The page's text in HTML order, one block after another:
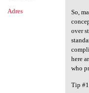
Adres
So,
over
here
who
Tip